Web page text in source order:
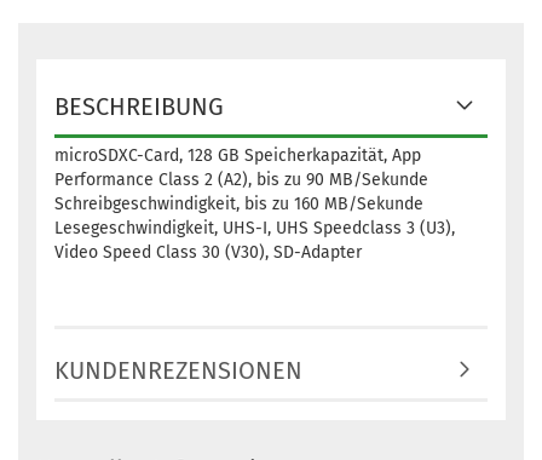
BESCHREIBUNG
microSDXC-Card, 128 GB Speicherkapazität, App
Performance Class 2 (A2), bis zu 90 MB/Sekunde
Schreibgeschwindigkeit, bis zu 160 MB/Sekunde
Lesegeschwindigkeit, UHS-I, UHS Speedclass 3 (U3),
Video Speed Class 30 (V30), SD-Adapter
KUNDENREZENSIONEN